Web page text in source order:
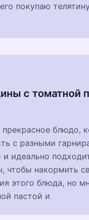
покупаю
с томатной
блюдо,
с разными
идеально
чтобы накормить
этого блюда, но
пастой и